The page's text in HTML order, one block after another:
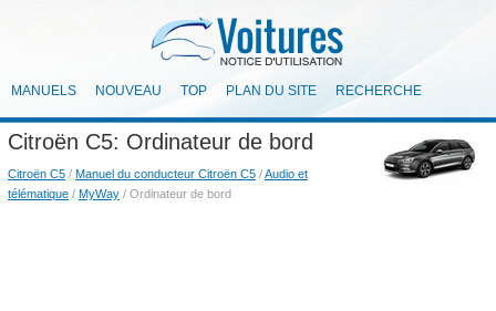
MANUELS NOUVEAU TOP PLAN DU SITE RECHERCHE
Citroën C5: Ordinateur de bord
Citroën C5 / Manuel du conducteur Citroën C5 /Audio et
télématique / MyWay / Ordinateur de bord